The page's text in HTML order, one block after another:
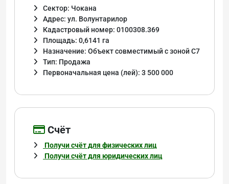
Сектор: Чокана
Адрес: ул. Волунтарилор
Кадастровый номер: 0100308.369
Площадь: 0,6141 га
Назначение: Объект совместимый с зоной C7
Тип: Продажа
Первоначальная цена (лей): 3 500 000
Cчёт
Получи счёт для физических лиц
Получи счёт для юридических лиц